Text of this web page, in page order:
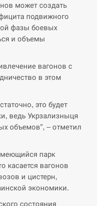
может создать
подвижного
фазы боевых
и объемы
вагонов с
в этом
это будет
ведь Укрзализныця
объемов”, – отметил
парк
касается вагонов
и цистерн,
экономики.
состояния